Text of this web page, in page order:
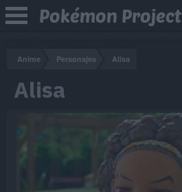
Pokémon Project
Anime Personajes Alisa
Alisa